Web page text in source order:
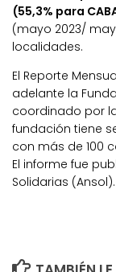
(55,3% para
(mayo 2023/
localidades.
El Reporte
adelante la
coordinado por
fundación tiene
con más de 100
El informe fue
Solidarias (Ansol).